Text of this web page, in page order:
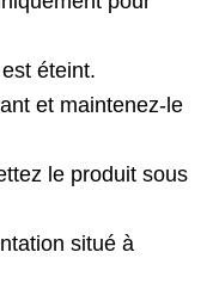
éteint.
et maintenez-le
le produit sous
situé à